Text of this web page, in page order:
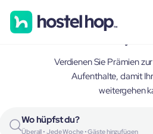
Pisa,
Verdienen Sie Prämien
Aufenthalte, damit
weitergehen
Wo hüpfst du?
Überall • Jede Woche • Gäste hinzufügen